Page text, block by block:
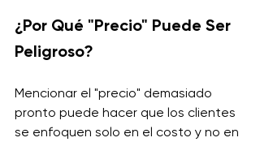
¿Por Qué "Precio" Puede Ser
Peligroso?
Mencionar el "precio" demasiado
pronto puede hacer que los clientes
se enfoquen solo en el costo y no en